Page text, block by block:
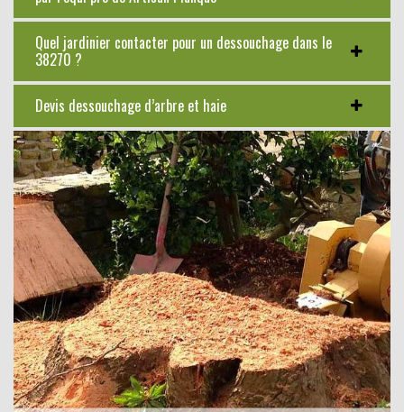
Quel jardinier contacter pour un dessouchage dans le
38270 ?
Devis dessouchage d’arbre et haie